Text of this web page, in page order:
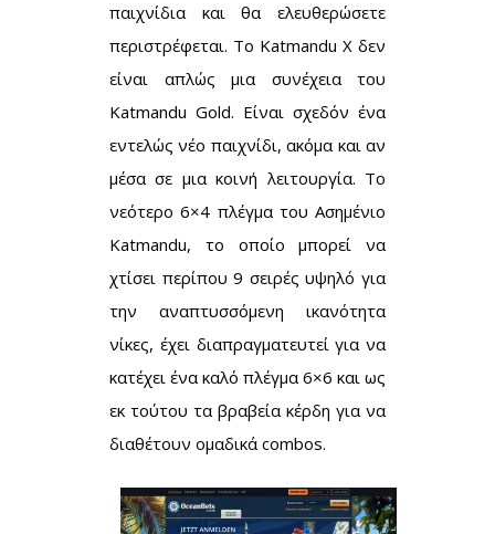
παιχνίδια και θα ελευθερώσετε
περιστρέφεται. Το Katmandu X δεν
είναι απλώς μια συνέχεια του
Katmandu Gold. Είναι σχεδόν ένα
εντελώς νέο παιχνίδι, ακόμα και αν
μέσα σε μια κοινή λειτουργία. Το
νεότερο 6×4 πλέγμα του Ασημένιο
Katmandu, το οποίο μπορεί να
χτίσει περίπου 9 σειρές υψηλό για
την αναπτυσσόμενη ικανότητα
νίκες, έχει διαπραγματευτεί για να
κατέχει ένα καλό πλέγμα 6×6 και ως
εκ τούτου τα βραβεία κέρδη για να
διαθέτουν ομαδικά combos.